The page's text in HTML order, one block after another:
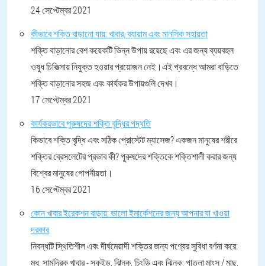
24 সেপ্টেম্বর 2021
কীভাবে শক্তি বাড়ানো যায়: খাবার, ব্যায়াম এবং মানসিক সহায়তা
শক্তি বাড়ানোর বেশ কয়েকটি ভিন্ন উপায় রয়েছে এবং এর জন্য ব্যয়বহুল
ওষুধ চিকিত্সায় নিযুক্ত হওয়ার প্রয়োজন নেই।এই প্রবন্ধে আমরা বাড়িতে
শক্তি বাড়ানোর সহজ এবং কার্যকর উপায়গুলি দেখব।
17 সেপ্টেম্বর 2021
কার্যকরভাবে পুরুষদের শক্তি বৃদ্ধির পদ্ধতি
কিভাবে শক্তি বৃদ্ধি এবং সঠিক প্রোস্টেট ম্যাসেজ? একজন মানুষের শরীরে
শক্তির ব্রেসলেটের প্রভাব কী? পুরুষদের শক্তিকে শক্তিশালী করার জন্য
বিশ্বের মানুষের গোপনীয়তা।
16 সেপ্টেম্বর 2021
কোন খাবার ইরেকশন বাড়ায়: ভালো ইমার্কেশনের জন্য আপনার যা খাওয়া
দরকার
নিবন্ধটি স্থিতিশীল এবং দীর্ঘমেয়াদী শক্তির জন্য পণ্যের সুবিধা বর্ণনা করে:
মধু, সামুদ্রিক খাবার - স্কুইড, ঝিনুক, চিংড়ি এবং ঝিনুক; পাতলা মাংস / মাছ,